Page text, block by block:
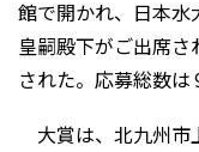
館で開かれ、日本
皇嗣殿下がご出席
された。応募総数は
大賞は、北九州市